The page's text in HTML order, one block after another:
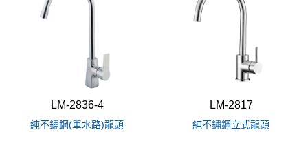
LM-2836-4
純不鏽鋼(單水路)龍頭
LM-2817
純不鏽鋼立式龍頭